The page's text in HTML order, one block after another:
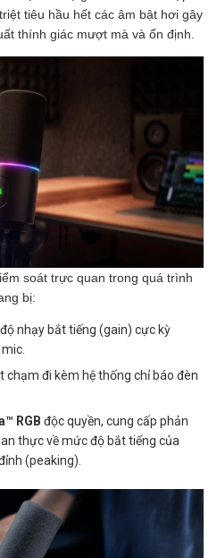
tiêu hầu hết các âm bật hơi gây
thính giác mượt mà và ổn định.
soát trực quan trong quá trình
bị:
nhạy bắt tiếng (gain) cực kỳ
chạm đi kèm hệ thống chỉ báo đèn
RGB độc quyền, cung cấp phản
thực về mức độ bắt tiếng của
(peaking).